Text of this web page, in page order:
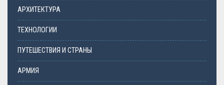
АРХИТЕКТУРА
ТЕХНОЛОГИИ
ПУТЕШЕСТВИЯ И СТРАНЫ
АРМИЯ